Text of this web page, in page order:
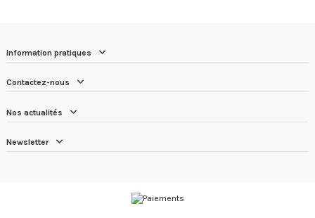
Information pratiques
Contactez-nous
Nos actualités
Newsletter